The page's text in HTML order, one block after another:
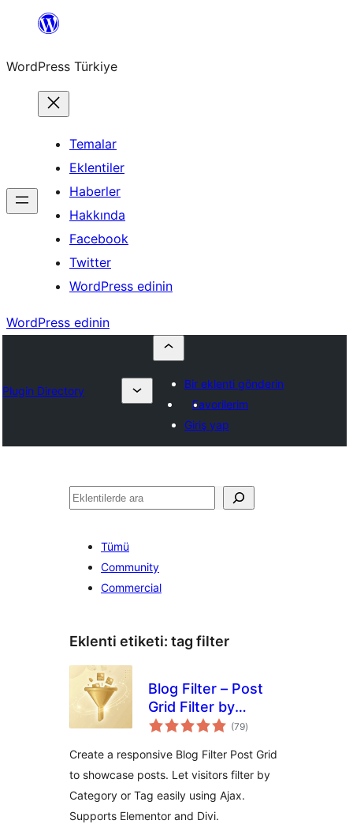
İçeriğe
WordPress Türkiye
Temalar
Eklentiler
Haberler
Hakkında
Facebook
Twitter
WordPress edinin
WordPress edinin
Plugin Directory
Bir eklenti gönderin
Favorilerim
Giriş yap
Ara
Tümü
Community
Commercial
Eklenti etiketi: tag filter
Blog Filter – Post
Grid Filter by
Category or Tag
(79toplam
puan
)
Create a responsive Blog Filter Post Grid
to showcase posts. Let visitors filter by
Category or Tag easily using Ajax.
Supports Elementor and Divi.